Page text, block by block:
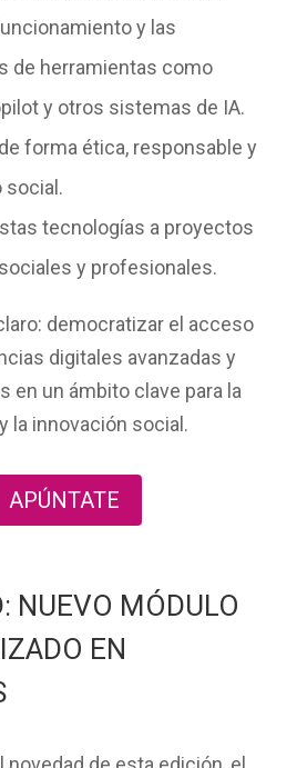
y las
de herramientas como
y otros sistemas de IA.
forma ética, responsable y
social.
tecnologías a proyectos
y profesionales.
democratizar el acceso
digitales avanzadas y
en un ámbito clave para la
la innovación social.
APÚNTATE
NUEVO MÓDULO
EN